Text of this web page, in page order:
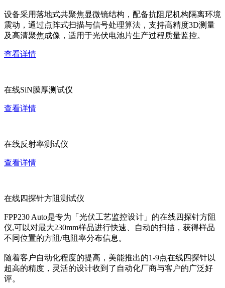
设备采用落地式共聚焦显微镜结构，配备抗阻尼机构隔离环境
震动，通过点阵式扫描与信号处理算法，支持高精度3D测量
及高清聚焦成像，适用于光伏电池片生产过程质量监控。
查看详情
在线SiN膜厚测试仪
查看详情
在线反射率测试仪
查看详情
在线四探针方阻测试仪
FPP230 Auto是专为「光伏工艺监控设计」的在线四探针方阻
仪,可以对最大230mm样品进行快速、自动的扫描，获得样品
不同位置的方阻/电阻率分布信息。
随着客户自动化程度的提高，美能推出的1-9点在线四探针以
超高的精度，灵活的设计收到了自动化厂商与客户的广泛好
评。